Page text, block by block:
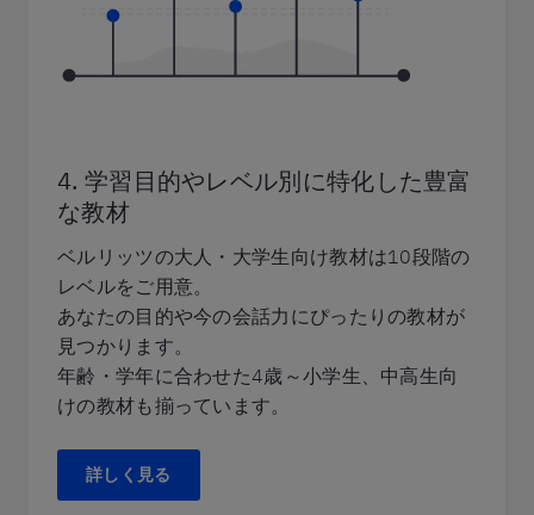
4. 学習目的やレベル別に特化した豊富
な教材
ベルリッツの大人・大学生向け教材は10段階の
レベルをご用意。
あなたの目的や今の会話力にぴったりの教材が
見つかります。
年齢・学年に合わせた4歳～小学生、中高生向
けの教材も揃っています。
詳しく見る